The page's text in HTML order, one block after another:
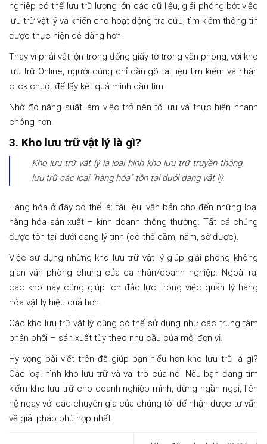
nghiệp có thể lưu trữ lượng lớn các dữ liệu, giải phóng bớt việc
lưu trữ vật lý và khiến cho hoạt động tra cứu, tìm kiếm thông tin
được thực hiện dễ dàng hơn.
Thay vì phải vật lộn trong đống giấy tờ trong văn phòng, với kho
lưu trữ Online, người dùng chỉ cần gõ tài liệu tìm kiếm và nhấn
click chuột để lấy kết quả mình cần tìm.
Nhờ đó năng suất làm việc trở nên tối ưu và thực hiện nhanh
chóng hơn.
3. Kho lưu trữ vật lý là gì?
Kho lưu trữ vật lý là loại hình kho lưu trữ truyền thông,
lưu trữ các loại “hàng hóa” tồn tại dưới dạng vật lý.
Hàng hóa ở đây có thể là: tài liệu, văn bản cho đến những loại
hàng hóa sản xuất – kinh doanh thông thường. Tất cả chúng
được tồn tại dưới dạng lý tính (có thể cầm, nắm, sờ được).
Việc sử dụng những kho lưu trữ vật lý giúp giải phóng không
gian văn phòng chung của cá nhân/doanh nghiệp. Ngoài ra,
các kho này cũng giúp ích đắc lực trong việc quản lý hàng
hóa vật lý hiệu quả hơn.
Các kho lưu trữ vật lý cũng có thể sử dụng như các trung tâm
phân phối – sản xuất tùy theo nhu cầu của mỗi đơn vị.
Hy vọng bài viết trên đã giúp bạn hiểu hơn kho lưu trữ là gì?
Các loại hình kho lưu trữ và vai trò của nó. Nếu bạn đang tìm
kiếm kho lưu trữ cho doanh nghiệp mình, đừng ngần ngại, liên
hệ ngay với các chuyên gia của chúng tôi để nhận được tư vấn
về giải pháp phù hợp nhất.